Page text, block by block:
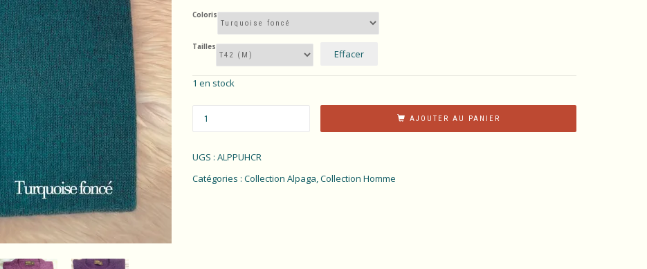
Coloris
Tailles
Effacer
1 en stock
AJOUTER AU PANIER
UGS : ALPPUHCR
Catégories : Collection Alpaga,Collection Homme